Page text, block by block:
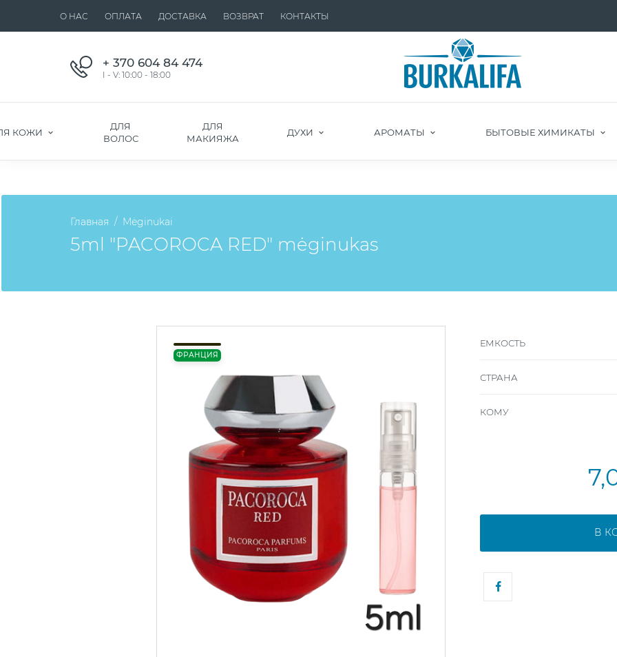
О НАС ОПЛАТА ДОСТАВКА ВОЗВРАТ КОНТАКТЫ
+ 370 604 84 474
I - V: 10:00 - 18:00
КОЖИ
ДЛЯ
ВОЛОС
ДЛЯ
МАКИЯЖА
ДУХИ АРОМАТЫ БЫТОВЫЕ ХИМИКАТЫ
Главная Mėginukai
5ml "PACOROCA RED" mėginukas
ФРАНЦИЯ
ЕМКОСТЬ
СТРАНА
КОМУ
В